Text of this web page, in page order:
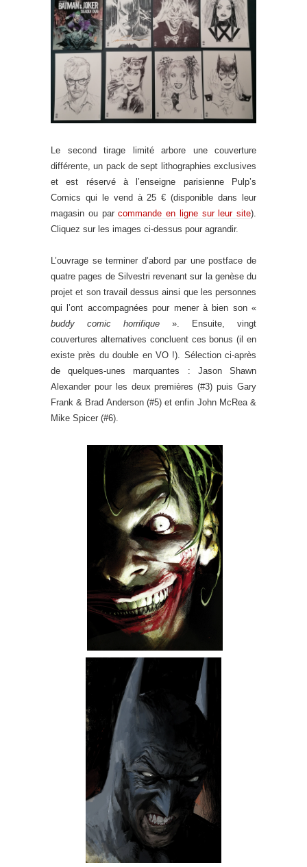
Le second tirage limité arbore une couverture
différente, un pack de sept lithographies exclusives
et est réservé à l’enseigne parisienne Pulp’s
Comics qui le vend à 25 € (disponible dans leur
magasin ou parcommande en ligne sur leur site).
Cliquez sur les images ci-dessus pour agrandir.
L’ouvrage se terminer d’abord par une postface de
quatre pages de Silvestri revenant sur la genèse du
projet et son travail dessus ainsi que les personnes
qui l’ont accompagnées pour mener à bien son «
buddy comic horrifique ». Ensuite, vingt
couvertures alternatives concluent ces bonus (il en
existe près du double en VO !). Sélection ci-après
de quelques-unes marquantes : Jason Shawn
Alexander pour les deux premières (#3) puis Gary
Frank & Brad Anderson (#5) et enfin John McRea &
Mike Spicer (#6).